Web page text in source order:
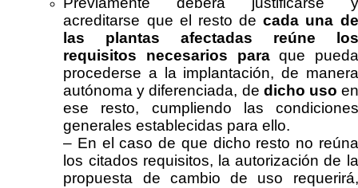
acreditarse que el resto decada una de
las plantas afectadas reúne los
requisitos necesarios paraque pueda
procederse a la implantación, de manera
autónoma y diferenciada, de dicho uso en
ese resto, cumpliendo las condiciones
generales establecidas para ello.
– En el caso de que dicho resto no reúna
los citados requisitos, la autorización de la
propuesta de cambio de uso requerirá,